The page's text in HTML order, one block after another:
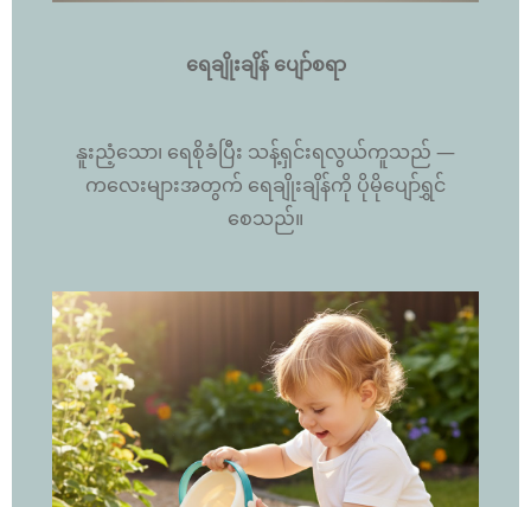
ရေချိုးချိန် ပျော်စရာ
နူးညံ့သော၊ ရေစိုခံပြီး သန့်ရှင်းရလွယ်ကူသည် —
ကလေးများအတွက် ရေချိုးချိန်ကို ပိုမိုပျော်ရွှင်
စေသည်။